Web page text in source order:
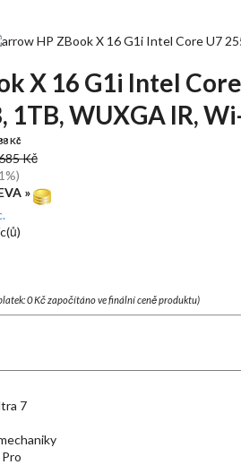
HP ZBook X 16 G1i Intel Core U7
X 16 G1i Intel
1TB, WUXGA IR,
Kč
Kč
»
0 Kč započítáno ve finální ceně produktu)
7